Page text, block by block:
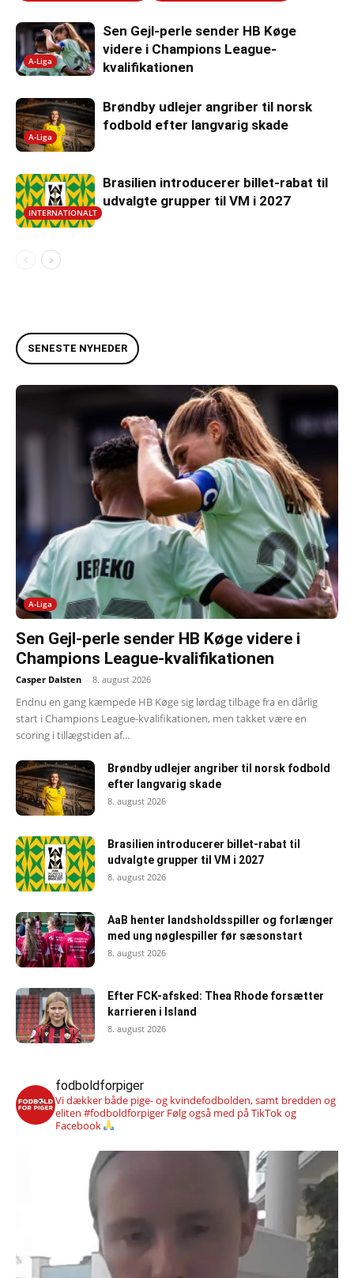
A-Liga
Sen Gejl-perle sender HB Køge
videre i Champions League-
kvalifikationen
A-Liga
Brøndby udlejer angriber til norsk
fodbold efter langvarig skade
INTERNATIONALT
Brasilien introducerer billet-rabat til
udvalgte grupper til VM i 2027
SENESTE NYHEDER
A-Liga
Sen Gejl-perle sender HB Køge videre i
Champions League-kvalifikationen
Casper Dalsten - 8. august 2026
Endnu en gang kæmpede HB Køge sig lørdag tilbage fra en dårlig
start i Champions League-kvalifikationen, men takket være en
scoring i tillægstiden af...
Brøndby udlejer angriber til norsk fodbold
efter langvarig skade
8. august 2026
Brasilien introducerer billet-rabat til
udvalgte grupper til VM i 2027
8. august 2026
AaB henter landsholdsspiller og forlænger
med ung nøglespiller før sæsonstart
8. august 2026
Efter FCK-afsked: Thea Rhode forsætter
karrieren i Island
8. august 2026
fodboldforpiger
Vi dækker både pige- og kvindefodbolden, samt bredden og
eliten #fodboldforpiger Følg også med på TikTok og
Facebook